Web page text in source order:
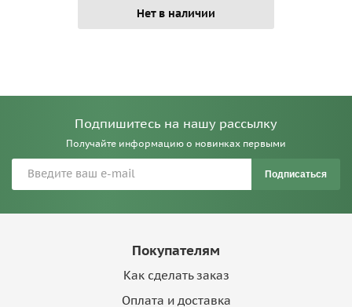
Нет в наличии
Подпишитесь на нашу рассылку
Получайте информацию о новинках первыми
Подписаться
Покупателям
Как сделать заказ
Оплата и доставка